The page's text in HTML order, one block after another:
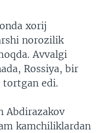
xorij
norozilik
Avvalgi
Rossiya, bir
tortgan edi.
Abdirazakov
kamchiliklardan